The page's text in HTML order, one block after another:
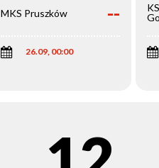
MKS Pruszków --
26.09, 00:00